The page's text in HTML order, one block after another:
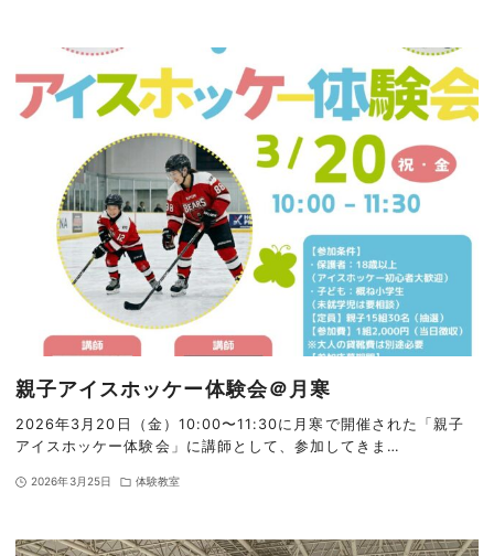
親子アイスホッケー体験会＠月寒
2026年3月20日（金）10:00〜11:30に月寒で開催された「親子
アイスホッケー体験会」に講師として、参加してきま…
2026年3月25日 体験教室